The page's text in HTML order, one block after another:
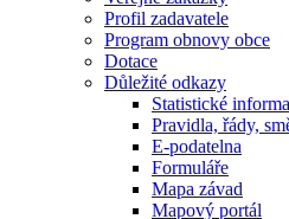
Profil zadavatele
Program obnovy obce
Dotace
Důležité odkazy
Statistické
Pravidla, řády,
E-podatelna
Formuláře
Mapa závad
Mapový portál